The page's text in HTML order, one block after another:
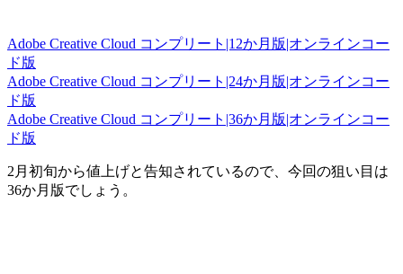
Adobe Creative Cloud コンプリート|12か月版|オンラインコー
ド版
Adobe Creative Cloud コンプリート|24か月版|オンラインコー
ド版
Adobe Creative Cloud コンプリート|36か月版|オンラインコー
ド版
2月初旬から値上げと告知されているので、今回の狙い目は
36か月版でしょう。